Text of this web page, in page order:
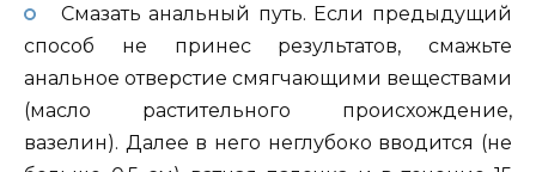
Смазать анальный путь. Если предыдущий
способ не принес результатов, смажьте
анальное отверстие смягчающими веществами
(масло растительного происхождение,
вазелин). Далее в него неглубоко вводится (не